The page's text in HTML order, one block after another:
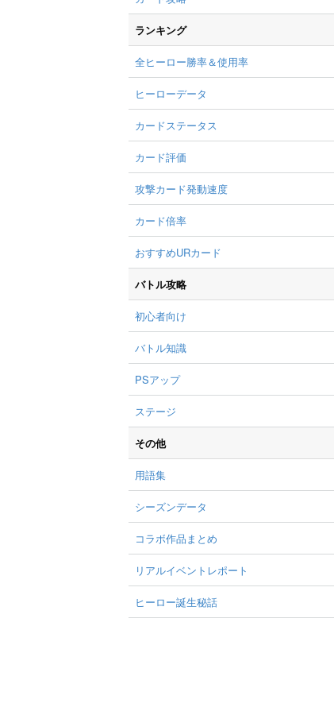
ランキング
全ヒーロー勝率＆使用率
ヒーローデータ
カードステータス
カード評価
攻撃カード発動速度
カード倍率
おすすめURカード
バトル攻略
初心者向け
バトル知識
PSアップ
ステージ
その他
用語集
シーズンデータ
コラボ作品まとめ
リアルイベントレポート
ヒーロー誕生秘話